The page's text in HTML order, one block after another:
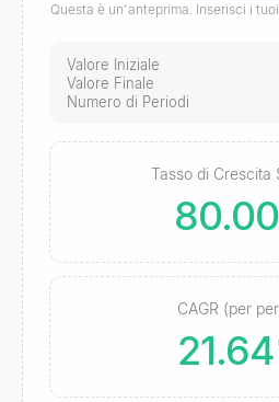
Questa è un'anteprima. Inserisci i
Valore Iniziale
Valore Finale
Numero di Periodi
Tasso di Crescita
CAGR (per